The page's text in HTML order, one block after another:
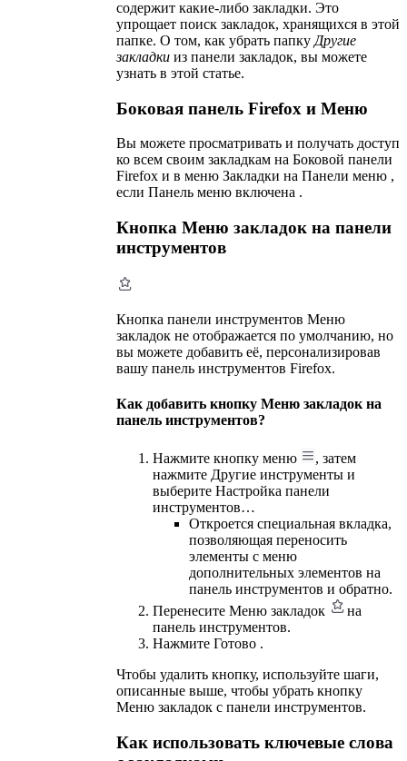
содержит какие-либо закладки. Это
упрощает поиск закладок, хранящихся в этой
папке. О том, как убрать папку Другие
закладки из панели закладок, вы можете
узнать в этой статье.
Боковая панель Firefox и Меню
Вы можете просматривать и получать доступ
ко всем своим закладкам на Боковой панели
Firefox и в меню Закладки на Панели меню ,
если Панель меню включена .
Кнопка Меню закладок на панели
инструментов
Кнопка панели инструментов Меню
закладок не отображается по умолчанию, но
вы можете добавить её, персонализировав
вашу панель инструментов Firefox.
Как добавить кнопку Меню закладок на
панель инструментов?
Нажмите кнопку меню
, затем
нажмите Другие инструменты и
выберите Настройка панели
инструментов…
Откроется специальная вкладка,
позволяющая переносить
элементы с меню
дополнительных элементов на
панель инструментов и обратно.
Перенесите Меню закладок
на
панель инструментов.
Нажмите Готово .
Чтобы удалить кнопку, используйте шаги,
описанные выше, чтобы убрать кнопку
Меню закладок с панели инструментов.
Как использовать ключевые слова